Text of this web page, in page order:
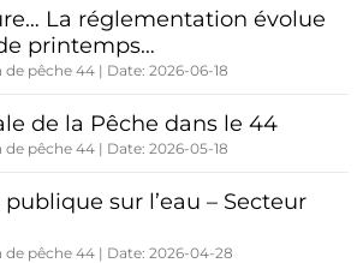
La réglementation évolue
printemps…
de pêche 44 Date: 2026-06-18
de la Pêche dans le 44
de pêche 44 Date: 2026-05-18
sur l’eau – Secteur
de pêche 44 Date: 2026-04-28